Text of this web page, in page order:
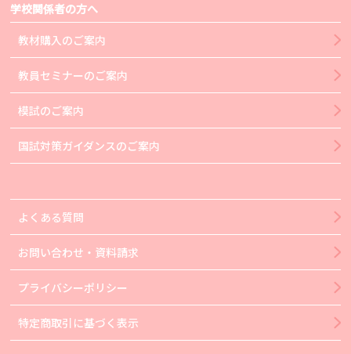
学校関係者の方へ
教材購入のご案内
教員セミナーのご案内
模試のご案内
国試対策ガイダンスのご案内
よくある質問
お問い合わせ・資料請求
プライバシーポリシー
特定商取引に基づく表示